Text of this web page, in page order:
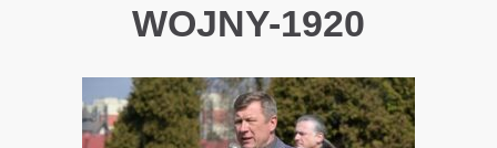
WOJNY-1920